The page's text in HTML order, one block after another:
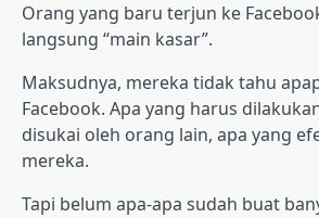
Orang yang baru terjun ke
langsung “main kasar”.
Maksudnya, mereka tidak tahu
Facebook. Apa yang harus
disukai oleh orang lain, apa yang
mereka.
Tapi belum apa-apa sudah buat